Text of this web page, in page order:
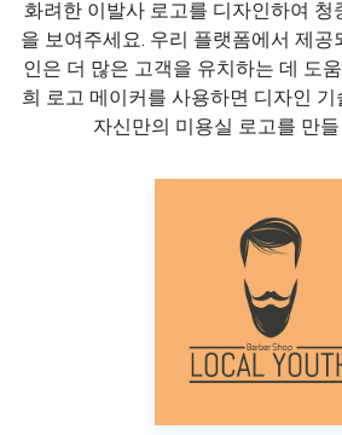
화려한 이발사 로고를 디자인하여 청
을 보여주세요. 우리 플랫폼에서 제
인은 더 많은 고객을 유치하는 데 도
희 로고 메이커를 사용하면 디자인
자신만의 미용실 로고를 만